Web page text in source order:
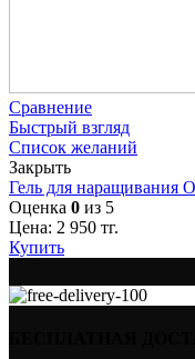
Сравнение
Быстрый взгляд
Список желаний
Закрыть
Гель для наращивания
Оценка 0 из 5
Цена: 2 950 тг.
Купить